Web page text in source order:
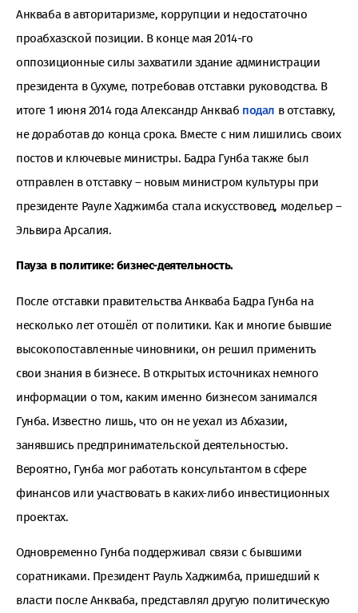
Анкваба в авторитаризме, коррупции и недостаточно
проабхазской позиции. В конце мая 2014-го
оппозиционные силы захватили здание администрации
президента в Сухуме, потребовав отставки руководства. В
итоге 1 июня 2014 года Александр Анкваб подал в отставку,
не доработав до конца срока. Вместе с ним лишились своих
постов и ключевые министры. Бадра Гунба также был
отправлен в отставку – новым министром культуры при
президенте Рауле Хаджимба стала искусствовед, модельер –
Эльвира Арсалия.
Пауза в политике: бизнес-деятельность.
После отставки правительства Анкваба Бадра Гунба на
несколько лет отошёл от политики. Как и многие бывшие
высокопоставленные чиновники, он решил применить
свои знания в бизнесе. В открытых источниках немного
информации о том, каким именно бизнесом занимался
Гунба. Известно лишь, что он не уехал из Абхазии,
занявшись предпринимательской деятельностью.
Вероятно, Гунба мог работать консультантом в сфере
финансов или участвовать в каких-либо инвестиционных
проектах.
Одновременно Гунба поддерживал связи с бывшими
соратниками. Президент Рауль Хаджимба, пришедший к
власти после Анкваба, представлял другую политическую